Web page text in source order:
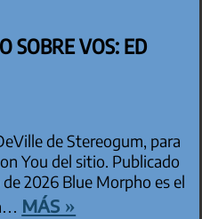
SOBRE VOS: ED
de Stereogum, para
You del sitio. Publicado
2026 Blue Morpho es el
más »